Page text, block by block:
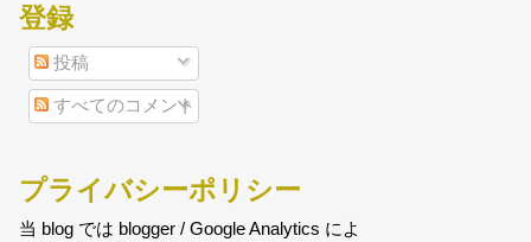
登録
投稿
すべてのコメント
プライバシーポリシー
当 blog では blogger / Google Analytics によ